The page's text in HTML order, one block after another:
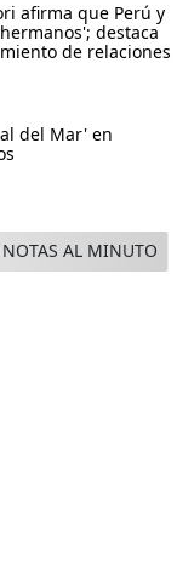
afirma que Perú y
destaca
de relaciones
del Mar' en
AL MINUTO